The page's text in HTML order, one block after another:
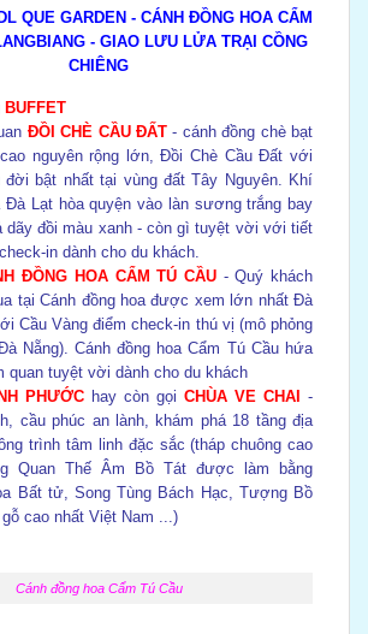
QUE GARDEN - CÁNH ĐỒNG HOA CẨM
- GIAO LƯU LỬA TRẠI CỒNG
CHIÊNG
BUFFET
ĐỒI CHÈ CẦU ĐẤT- cánh đồng chè bạt
nguyên rộng lớn, Đồi Chè Cầu Đất với
đời bật nhất tại vùng đất Tây Nguyên. Khí
Đà Lạt hòa quyện vào làn sương trắng bay
dãy đồi màu xanh - còn gì tuyệt vời với tiết
in dành cho du khách.
ĐỒNG HOA CẨM TÚ CẦU- Quý khách
tại Cánh đồng hoa được xem lớn nhất Đà
Cầu Vàng điểm check-in thú vị (mô phỏng
Nẵng). Cánh đồng hoa Cẩm Tú Cầu hứa
quan tuyệt vời dành cho du khách
PHƯỚC hay còn gọi CHÙA VE CHAI
-
cầu phúc an lành, khám phá 18 tầng địa
trình tâm linh đặc sắc (tháp chuông cao
Quan Thế Âm Bồ Tát được làm bằng
Bất tử, Song Tùng Bách Hạc, Tượng Bồ
cao nhất Việt Nam ...)
Cánh đồng hoa Cẩm Tú Cầu